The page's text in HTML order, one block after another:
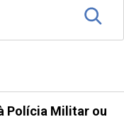
Polícia Militar ou